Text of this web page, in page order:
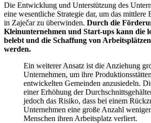
Die Entwicklung und Unterstützung des
eine wesentliche Strategie dar, um das mittlere
in Zaječar zu überwinden. Durch die
Kleinunternehmen und Start-ups kann die
belebt und die Schaffung von
werden.
Ein weiterer Ansatz ist die Anziehung
Unternehmen, um ihre
entwickelten Gemeinden anzusiedeln.
einer Erhöhung der
jedoch das Risiko, dass bei einem
Unternehmen eine große Anzahl
Menschen ihren Arbeitsplatz verliert.